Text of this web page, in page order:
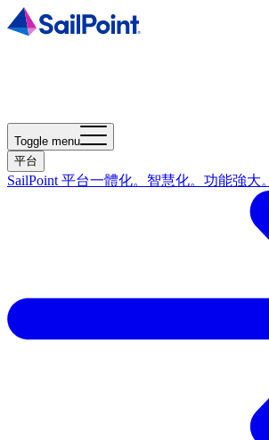
Toggle menu
平台
SailPoint 平台一體化。智慧化。功能強大。